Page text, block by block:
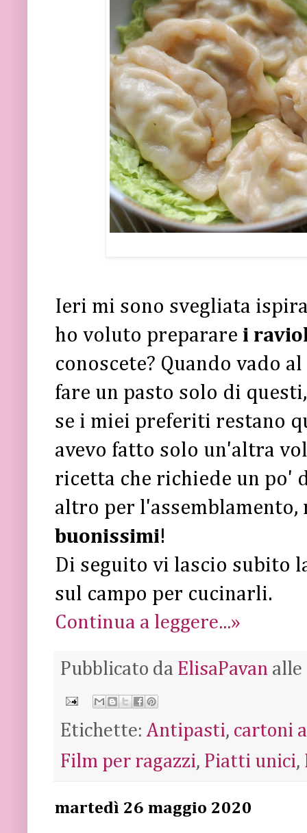
Ieri mi sono svegliata
ho voluto preparare i
conoscete? Quando vado
fare un pasto solo di
se i miei preferiti restano
avevo fatto solo un'altra
ricetta che richiede un po'
altro per l'assemblamento,
buonissimi!
Di seguito vi lascio subito
sul campo per cucinarli.
Continua a leggere...»
Pubblicato da ElisaPavan alle
Etichette:Antipasti, cartoni
Film per ragazzi, Piatti unici,
martedì 26 maggio 2020